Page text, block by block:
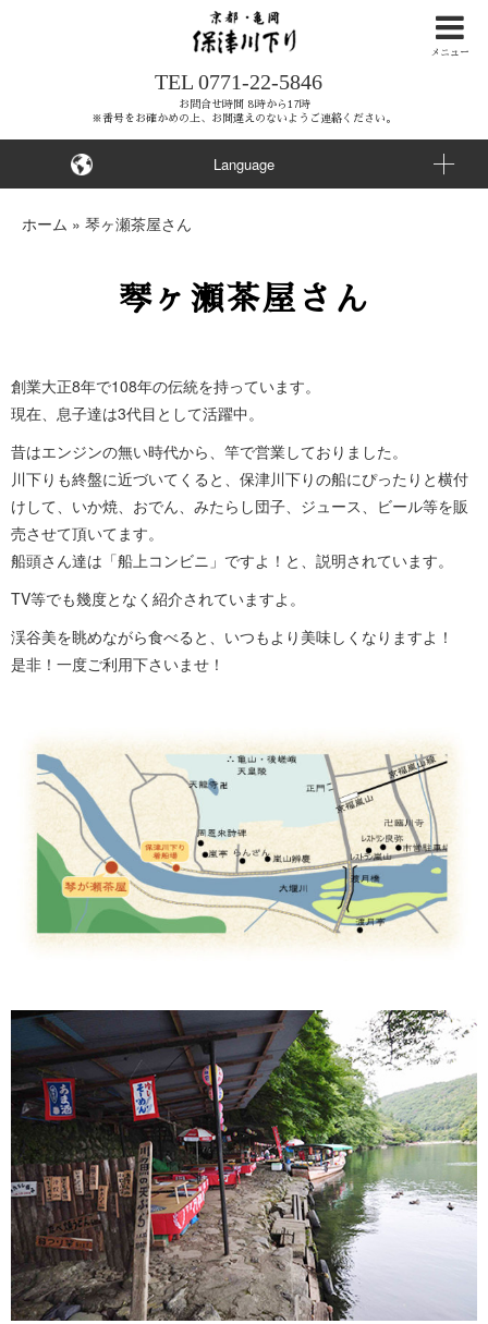
ナ
ビ
ゲ
ー
ョ
ン
ッ
る
メニュー
Language
TEL 0771-22-5846
お問合せ時間 8時から17時
※番号をお確かめの上、お間違えのないようご連絡ください。
ホーム » 琴ヶ瀬茶屋さん
琴ヶ瀬茶屋さん
創業大正8年で108年の伝統を持っています。
現在、息子達は3代目として活躍中。
昔はエンジンの無い時代から、竿で営業しておりました。
川下りも終盤に近づいてくると、保津川下りの船にぴったりと横付
けして、いか焼、おでん、みたらし団子、ジュース、ビール等を販
売させて頂いてます。
船頭さん達は「船上コンビニ」ですよ！と、説明されています。
TV等でも幾度となく紹介されていますよ。
渓谷美を眺めながら食べると、いつもより美味しくなりますよ！
是非！一度ご利用下さいませ！